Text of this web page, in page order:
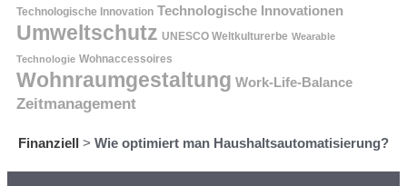
Technologische Innovation Technologische Innovationen
Umweltschutz UNESCO Weltkulturerbe Wearable
Technologie Wohnaccessoires
Wohnraumgestaltung Work-Life-Balance
Zeitmanagement
Finanziell > Wie optimiert man Haushaltsautomatisierung?